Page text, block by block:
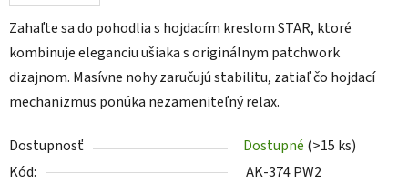
Zahaľte sa do pohodlia s hojdacím kreslom STAR, ktoré
kombinuje eleganciu ušiaka s originálnym patchwork
dizajnom. Masívne nohy zaručujú stabilitu, zatiaľ čo hojdací
mechanizmus ponúka nezameniteľný relax.
Dostupnosť Dostupné (>15 ks)
Kód:
AK-374 PW2